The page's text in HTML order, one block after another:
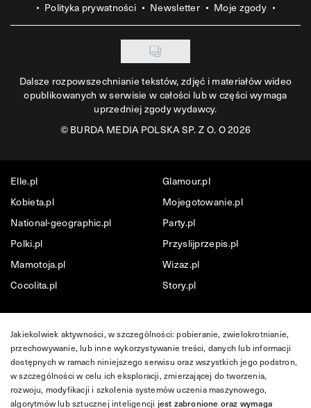
Polityka prywatności
Newsletter Moje zgody
Dalsze rozpowszechnianie tekstów, zdjęć i materiałów wideo
opublikowanych w serwisie w całości lub w części wymaga
uprzedniej zgody wydawcy.
©BURDA MEDIA POLSKA SP. Z O. O 2026
Elle.pl
Glamour.pl
Kobieta.pl
Mojegotowanie.pl
National-geographic.pl
Party.pl
Polki.pl
Przyslijprzepis.pl
Mamotoja.pl
Wizaz.pl
Cocolita.pl
Story.pl
Jakiekolwiek aktywności, w szczególności: pobieranie, zwielokrotnianie,
przechowywanie, lub inne wykorzystywanie treści, danych lub informacji
dostępnych w ramach niniejszego serwisu oraz wszystkich jego podstron,
w szczególności w celu ich eksploracji, zmierzającej do tworzenia,
rozwoju, modyfikacji i szkolenia systemów uczenia maszynowego,
algorytmów lub sztucznej inteligencji jest zabronione oraz wymaga